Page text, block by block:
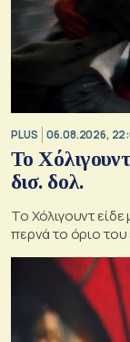
PLUS 06.08.2026,
Το
δισ. δολ.
Το Χόλιγουντ είδε
περνά το όριο